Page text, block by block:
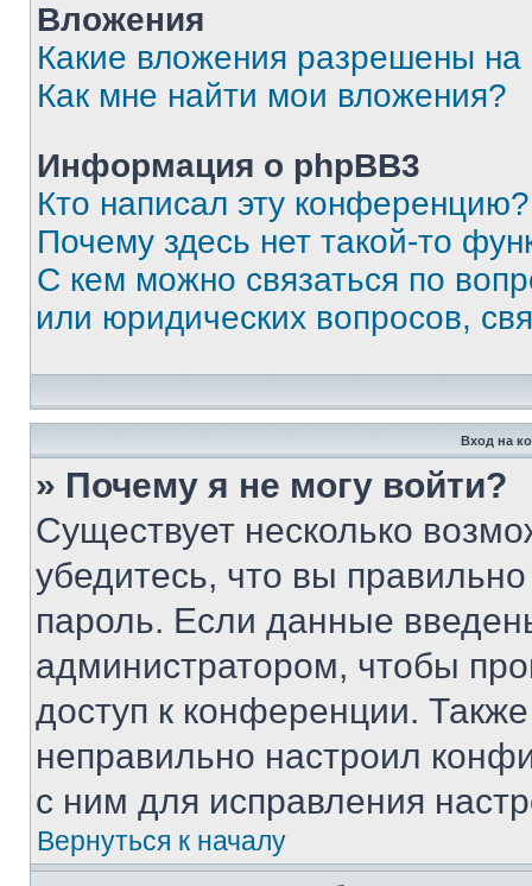
Вложения
Какие вложения разрешены
Как мне найти мои вложения?
Информация о phpBB3
Кто написал эту конференцию?
Почему здесь нет такой-то
С кем можно связаться по
или юридических вопросов,
Вход на
» Почему я не могу войти?
Существует несколько
убедитесь, что вы
пароль. Если данные
администратором, чтобы
доступ к конференции.
неправильно настроил
с ним для исправления
Вернуться к началу